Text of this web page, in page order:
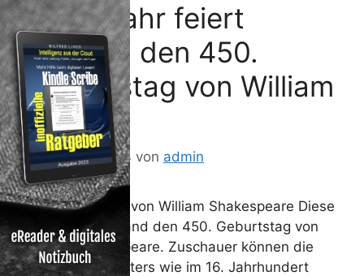
Diese Jahr feiert
England den 450.
Geburtstag von William
…
30. Januar 2014 von admin
Auf den Spuren von William Shakespeare Diese
Jahr feiert England den 450. Geburtstag von
William Shakespeare. Zuschauer können die
Stücke des Dichters wie im 16. Jahrhundert